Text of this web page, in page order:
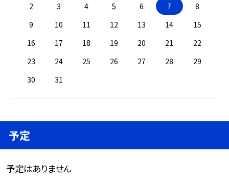
2
3 4 5 6 7
8
9
10 11 12 13 14
15
16
17 18 19 20 21
22
23
24 25 26 27 28
29
30
31
予定
予定はありません